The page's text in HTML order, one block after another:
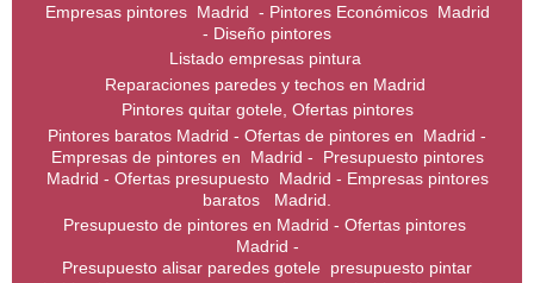
Empresas pintores Madrid - Pintores Económicos Madrid
- Diseño pintores
Listado empresas pintura
Reparaciones paredes y techos en Madrid
Pintores quitar gotele, Ofertas pintores
Pintores baratos Madrid - Ofertas de pintores en Madrid -
Empresas de pintores en Madrid - Presupuesto pintores
Madrid - Ofertas presupuesto Madrid - Empresas pintores
baratos Madrid.
Presupuesto de pintores en Madrid - Ofertas pintores
Madrid -
Presupuesto alisar paredes gotele presupuesto pintar